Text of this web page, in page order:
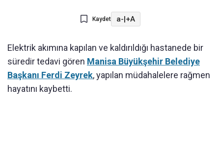
Kaydet a-|+A
Elektrik akımına kapılan ve kaldırıldığı hastanede bir
süredir tedavi gören Manisa Büyükşehir Belediye
Başkanı Ferdi Zeyrek, yapılan müdahalelere rağmen
hayatını kaybetti.